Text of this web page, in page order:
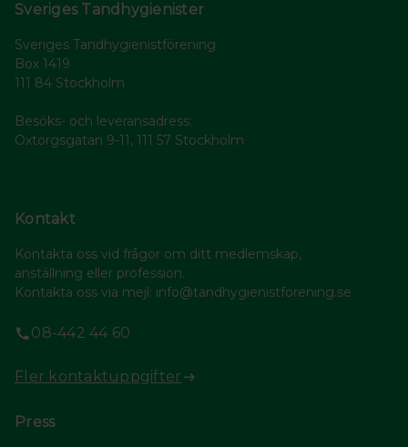
Sveriges Tandhygienister
Sveriges Tandhygienistförening
Box 1419
111 84 Stockholm
Besöks- och leveransadress:
Oxtorgsgatan 9-11, 111 57 Stockholm
Kontakt
Kontakta oss vid frågor om ditt medlemskap,
anställning eller profession.
Kontakta oss via mejl: info@tandhygienistforening.se
08-442 44 60
Fler kontaktuppgifter
Press